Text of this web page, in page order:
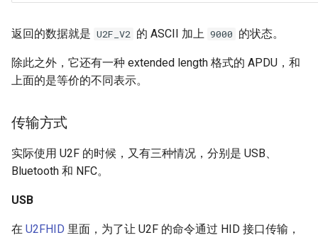
返回的数据就是 U2F_V2 的 ASCII 加上 9000 的状态。
除此之外，它还有一种 extended length 格式的 APDU，和
上面的是等价的不同表示。
传输方式
实际使用 U2F 的时候，又有三种情况，分别是 USB、
Bluetooth 和 NFC。
USB
在 U2FHID 里面，为了让 U2F 的命令通过 HID 接口传输，